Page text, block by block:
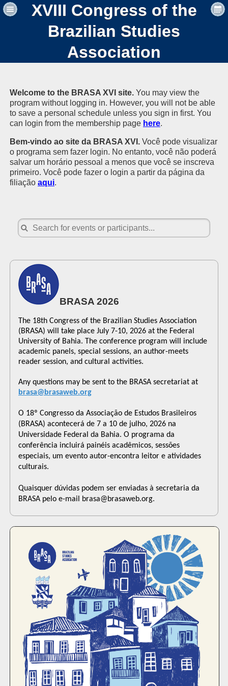
XVIII Congress of the
Brazilian Studies
Association
Welcome to the BRASA XVI site. You may view the
program without logging in. However, you will not be able
to save a personal schedule unless you sign in first. You
can login from the membership page here.
Bem-vindo ao site da BRASA XVI. Você pode visualizar
o programa sem fazer login. No entanto, você não poderá
salvar um horário pessoal a menos que você se inscreva
primeiro. Você pode fazer o login a partir da página da
filiação aqui.
BRASA 2026
The 18th Congress of the Brazilian Studies Association
(BRASA) will take place July 7-10, 2026 at the Federal
University of Bahia. The conference program will include
academic panels, special sessions, an author-meets
reader session, and cultural activities.
Any questions may be sent to the BRASA secretariat at
brasa@brasaweb.org
O 18º Congresso da Associação de Estudos Brasileiros
(BRASA) acontecerá de 7 a 10 de julho, 2026 na
Universidade Federal da Bahia. O programa da
conferência incluirá painéis acadêmicos, sessões
especiais, um evento autor-encontra leitor e atividades
culturais.
Quaisquer dúvidas podem ser enviadas à secretaria da
BRASA pelo e-mail brasa@brasaweb.org.